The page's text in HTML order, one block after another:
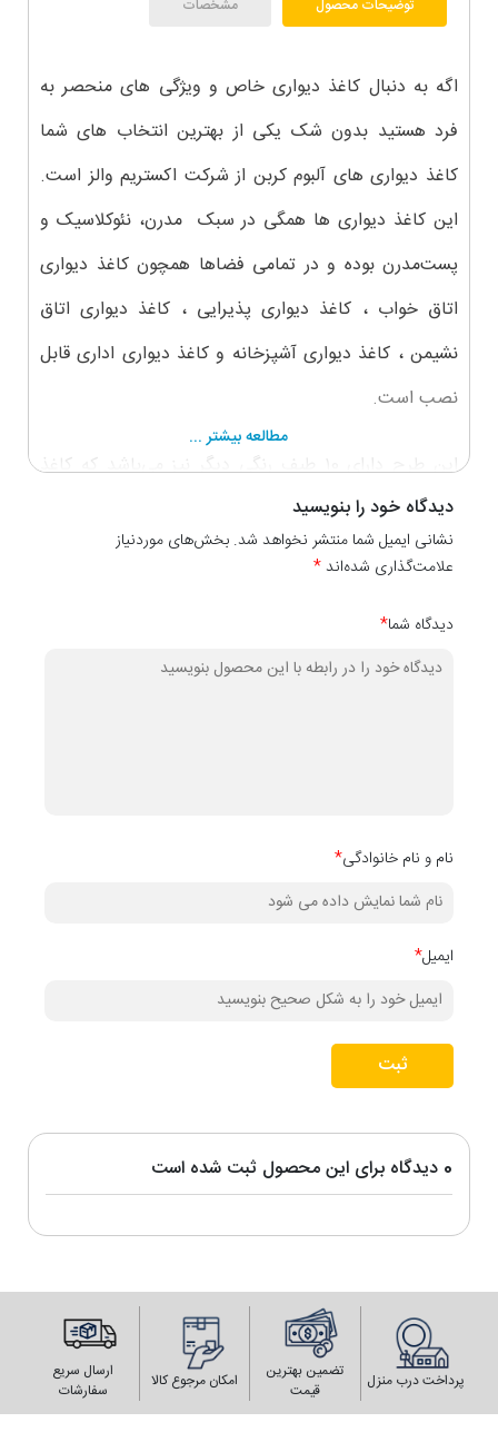
توضیحات محصول مشخصات
اگه به دنبال کاغذ دیواری خاص و ویژگی های منحصر به
فرد هستید بدون شک یکی از بهترین انتخاب های شما
کاغذ دیواری های آلبوم کربن از شرکت اکستریم والز است.
این کاغذ دیواری ها همگی در سبک مدرن، نئوکلاسیک و
پست‌مدرن بوده و در تمامی فضاها همچون کاغذ دیواری
اتاق خواب ، کاغذ دیواری پذیرایی ، کاغذ دیواری اتاق
نشیمن ، کاغذ دیواری آشپزخانه و کاغذ دیواری اداری قابل
نصب است.
این طرح دارای ۱0 طیف رنگی دیگر نیز می‌باشد که کاغذ
دیواری
کدهای۱۰۱۱۰ ،10111 ۱۰۱۱۲، ، ۱۰۱۱۵، ۱۰۱۱۶ ،۱۰۱۱۷
مطالعه بیشتر ...
0 دیدگاه برای این محصول ثبت شده است
دیدگاه خود را بنویسید
نشانی ایمیل شما منتشر نخواهد شد. بخش‌های موردنیاز
علامت‌گذاری شده‌اند*
دیدگاه شما*
نام و نام خانوادگی*
ایمیل*
ثبت
پرداخت درب منزل
تضمین بهترین
قیمت
امکان مرجوع کالا
ارسال سریع
سفارشات